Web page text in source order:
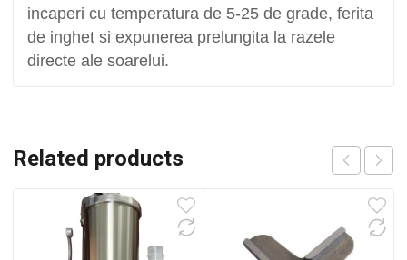
incaperi cu temperatura de 5-25 de grade, ferita
de inghet si expunerea prelungita la razele
directe ale soarelui.
Related products